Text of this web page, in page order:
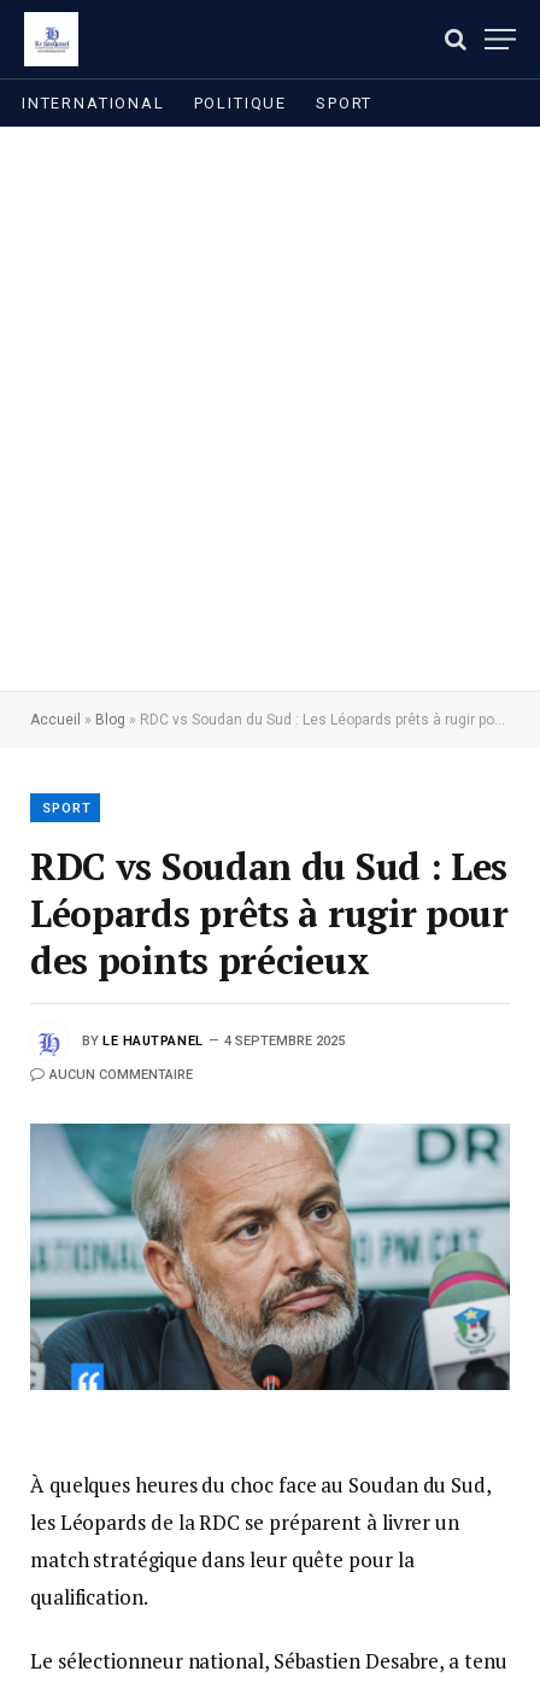
INTERNATIONAL POLITIQUE SPORT
Accueil » Blog » RDC vs Soudan du Sud : Les Léopards prêts à rugir pour des points précieux
SPORT
RDC vs Soudan du Sud : Les
Léopards prêts à rugir pour
des points précieux
BY LE HAUTPANEL 4 SEPTEMBRE 2025
AUCUN COMMENTAIRE
À quelques heures du choc face au Soudan du Sud,
les Léopards de la RDC se préparent à livrer un
match stratégique dans leur quête pour la
qualification.
Le sélectionneur national, Sébastien Desabre, a tenu